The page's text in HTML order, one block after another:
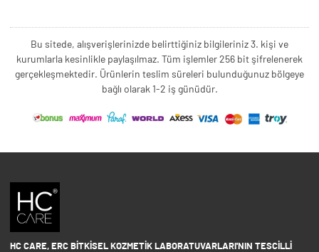
Bu sitede, alışverişlerinizde belirttiğiniz bilgileriniz 3. kişi ve
kurumlarla kesinlikle paylaşılmaz. Tüm işlemler 256 bit şifrelenerek
gerçekleşmektedir. Ürünlerin teslim süreleri bulunduğunuz bölgeye
bağlı olarak 1-2 iş günüdür.
HC CARE, ERC BITKISEL KOZMETIK LABORATUVARLARI'NIN TESCILLI